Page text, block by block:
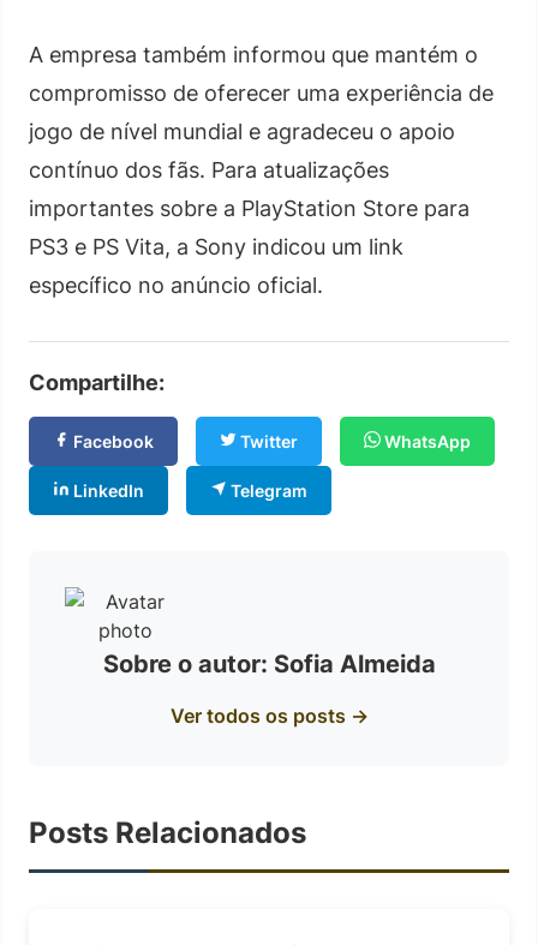
A empresa também informou que mantém o
compromisso de oferecer uma experiência de
jogo de nível mundial e agradeceu o apoio
contínuo dos fãs. Para atualizações
importantes sobre a PlayStation Store para
PS3 e PS Vita, a Sony indicou um link
específico no anúncio oficial.
Compartilhe:
Facebook Twitter WhatsApp
LinkedIn Telegram
Sobre o autor: Sofia Almeida
Ver todos os posts →
Posts Relacionados